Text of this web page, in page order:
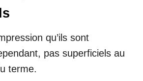
qu’ils sont
pas superficiels au
terme.